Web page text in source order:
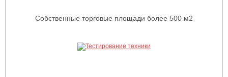
Собственные торговые площади более 500 м2